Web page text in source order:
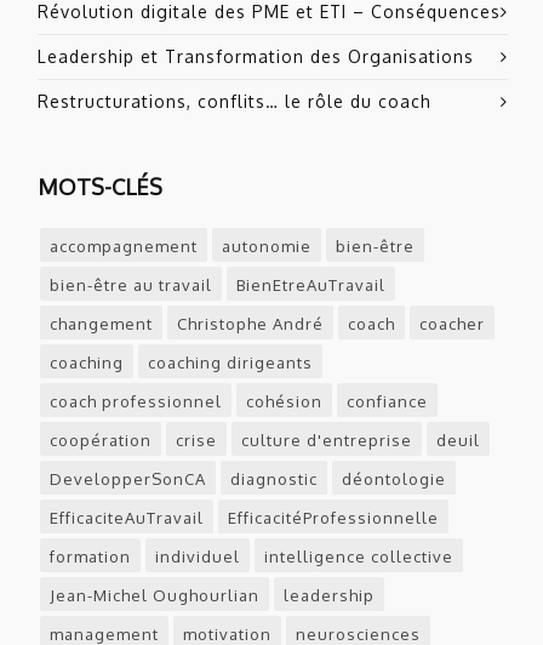
Révolution digitale des PME et ETI – Conséquences
Leadership et Transformation des Organisations
Restructurations, conflits… le rôle du coach
MOTS-CLÉS
accompagnement autonomie
bien-être
bien-être au travail
BienEtreAuTravail
changement
Christophe André coach
coacher
coaching
coaching dirigeants
coach professionnel
cohésion
confiance
coopération
crise culture d'entreprise
deuil
DevelopperSonCA
diagnostic
déontologie
EfficaciteAuTravail
EfficacitéProfessionnelle
formation
individuel
intelligence collective
Jean-Michel Oughourlian
leadership
management
motivation
neurosciences